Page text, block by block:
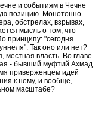
и событиям в Чечне
позицию. Монотонно
обстрелах, взрывах,
мысль о том, что
принципу: "сегодня
Так оно или нет?
местная власть. Во главе
- бывший муфтий Ахмад
приверженцем идей
к нему, и вообще,
масштабе?